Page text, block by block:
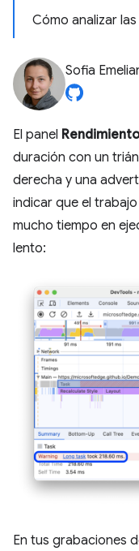
Cómo analizar
Sofia
El panel Rendimiento
duración con un
derecha y una
indicar que el
mucho tiempo en
lento:
En tus grabaciones